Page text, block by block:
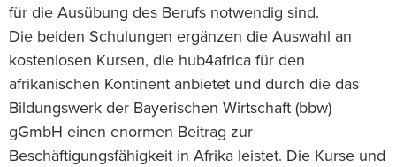
für die Ausübung des Berufs notwendig sind.
Die beiden Schulungen ergänzen die Auswahl an
kostenlosen Kursen, die hub4africa für den
afrikanischen Kontinent anbietet und durch die das
Bildungswerk der Bayerischen Wirtschaft (bbw)
gGmbH einen enormen Beitrag zur
Beschäftigungsfähigkeit in Afrika leistet. Die Kurse und